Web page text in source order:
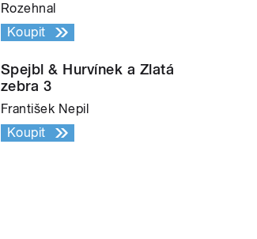
Rozehnal
Koupit
Spejbl & Hurvínek a Zlatá
zebra 3
František Nepil
Koupit